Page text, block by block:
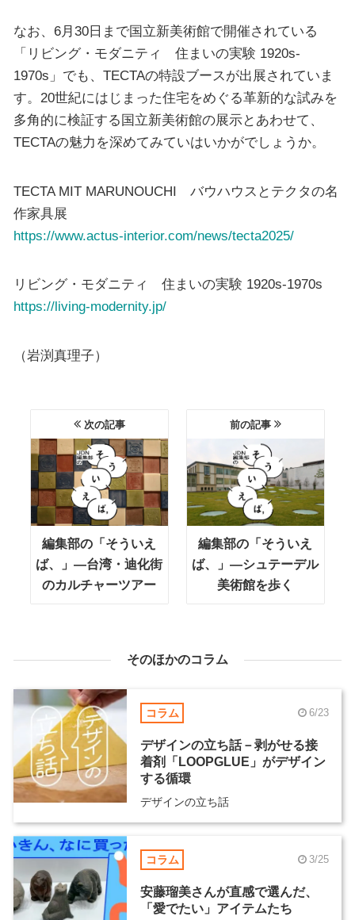
なお、6月30日まで国立新美術館で開催されている
「リビング・モダニティ 住まいの実験 1920s-
1970s」でも、TECTAの特設ブースが出展されていま
す。20世紀にはじまった住宅をめぐる革新的な試みを
多角的に検証する国立新美術館の展示とあわせて、
TECTAの魅力を深めてみていはいかがでしょうか。
TECTA MIT MARUNOUCHI バウハウスとテクタの名
作家具展
https://www.actus-interior.com/news/tecta2025/
リビング・モダニティ 住まいの実験 1920s-1970s
https://living-modernity.jp/
（岩渕真理子）
次の記事
編集部の「そういえ
ば、」―台湾・迪化街
のカルチャーツアー
前の記事
編集部の「そういえ
ば、」―シュテーデル
美術館を歩く
そのほかのコラム
コラム 6/23
デザインの立ち話－剥がせる接
着剤「LOOPGLUE」がデザイン
する循環
デザインの立ち話
コラム 3/25
安藤瑠美さんが直感で選んだ、
「愛でたい」アイテムたち